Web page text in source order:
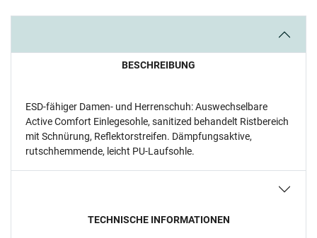
BESCHREIBUNG
ESD-fähiger Damen- und Herrenschuh: Auswechselbare
Active Comfort Einlegesohle, sanitized behandelt Ristbereich
mit Schnürung, Reflektorstreifen. Dämpfungsaktive,
rutschhemmende, leicht PU-Laufsohle.
TECHNISCHE INFORMATIONEN